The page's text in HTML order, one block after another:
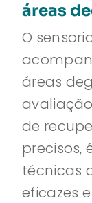
áreas
O
áreas
de
precisos,
técnicas
eficazes